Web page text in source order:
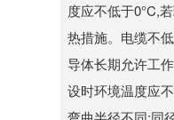
度应不低于0°C,
热措施。电缆不
导体长期允许工
设时环境温度应